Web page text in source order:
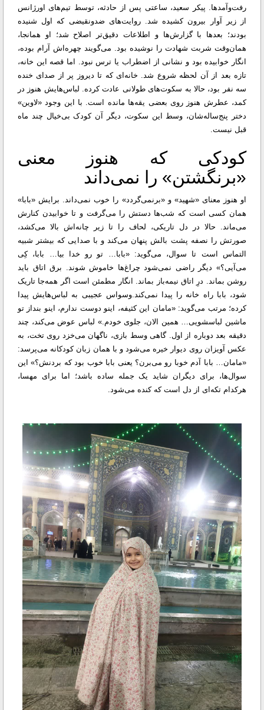
رفت‌وآمدها. پیکر سعید، ساعتی پس از حادثه، توسط تیم‌های اورژانس
از زیر آوار بیرون کشیده شد. روایت‌های ضدونقیضی که اول شنیده
بودند؛ بعدها با گزارش‌ها و اطلاعات دقیق‌تر اصلاح شد؛ او همانجا،
همان‌وقت شربت شهادت را نوشیده بود. می‌گویند چهره‌اش آرام بوده،
انگار خوابیده بود و نشانی از اضطراب یا ترس نبود. اما قصه این خانه،
تازه بعد از آن لحظه شروع شد. خانه‌ای که تا دیروز پر از صدای خنده‌
سه نفر بود، حالا به سکوت‌های طولانی عادت کرده. لباس‌هایش هنوز در
کمد، عطرش هنوز روی بعضی یقه‌ها مانده است. با این وجود «لاوین»
دختر پنج‌ساله‌شان، وسط این سکوت، دیگر آن کودک بی‌خیال چند ماه
قبل نیست.
کودکی که هنوز معنی
«برنگشتن» را نمی‌داند
او هنوز معنای «شهید» و «برنمی‌گردد» را خوب نمی‌داند. برایش «بابا»
همان کسی است که شب‌ها دستش را می‌گرفت و تا خوابیدن کنارش
می‌ماند. حالا در دل تاریکی، لحاف را تا زیر چانه‌اش بالا می‌کشد،
صورتش را نصفه پشت بالش پنهان می‌کند و با صدایی که بیشتر شبیه
التماس است تا سوال، می‌گوید: «بابا… تو رو خدا بیا… بابا، کِی
می‌آیی؟» دیگر راضی نمی‌شود چراغ‌ها خاموش شوند. برق اتاق باید
روشن بماند. درِ اتاق نیمه‌باز بماند. انگار مطمئن است اگر همه‌جا تاریک
شود، بابا راه خانه را پیدا نمی‌کند.وسواس عجیبی به لباس‌هایش پیدا
کرده؛ مرتب می‌گوید: «مامان این کثیفه، اینو دوست ندارم، اینو بنداز تو
ماشین لباسشویی… همین الان، جلوی خودم.» لباس عوض می‌کند، چند
دقیقه بعد دوباره از اول. گاهی وسط بازی، ناگهان می‌خزد روی تخت، به
عکس آویزان روی دیوار خیره می‌شود و با همان زبان کودکانه‌ می‌پرسد:
«مامان… بابا آدم خوبا رو می‌برن؟ یعنی بابا خوب بود که بردنش؟» این
سوال‌ها، برای دیگران شاید یک جمله ساده باشد؛ اما برای مهسا،
هرکدام تکه‌ای از دل است که کنده می‌شود.